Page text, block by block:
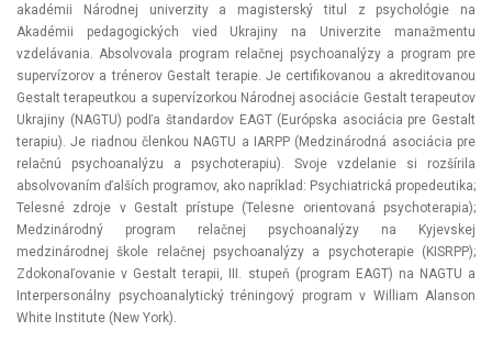
akadémii Národnej univerzity a magisterský titul z psychológie na
Akadémii pedagogických vied Ukrajiny na Univerzite manažmentu
vzdelávania. Absolvovala program relačnej psychoanalýzy a program pre
supervízorov a trénerov Gestalt terapie. Je certifikovanou a akreditovanou
Gestalt terapeutkou a supervízorkou Národnej asociácie Gestalt terapeutov
Ukrajiny (NAGTU) podľa štandardov EAGT (Európska asociácia pre Gestalt
terapiu). Je riadnou členkou NAGTU a IARPP (Medzinárodná asociácia pre
relačnú psychoanalýzu a psychoterapiu). Svoje vzdelanie si rozšírila
absolvovaním ďalších programov, ako napríklad: Psychiatrická propedeutika;
Telesné zdroje v Gestalt prístupe (Telesne orientovaná psychoterapia);
Medzinárodný program relačnej psychoanalýzy na Kyjevskej
medzinárodnej škole relačnej psychoanalýzy a psychoterapie (KISRPP);
Zdokonaľovanie v Gestalt terapii, III. stupeň (program EAGT) na NAGTU a
Interpersonálny psychoanalytický tréningový program v William Alanson
White Institute (New York).